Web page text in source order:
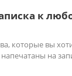
к
которые вы
на